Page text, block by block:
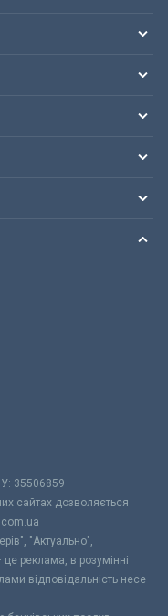
35506859
сайтах дозволяється
"Актуально",
реклама, в розумінні
відповідальність несе